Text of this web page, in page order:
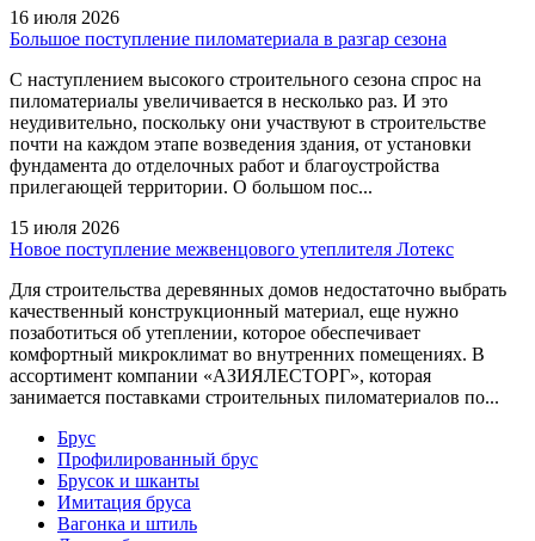
16 июля 2026
Большое поступление пиломатериала в разгар сезона
С наступлением высокого строительного сезона спрос на
пиломатериалы увеличивается в несколько раз. И это
неудивительно, поскольку они участвуют в строительстве
почти на каждом этапе возведения здания, от установки
фундамента до отделочных работ и благоустройства
прилегающей территории. О большом пос...
15 июля 2026
Новое поступление межвенцового утеплителя Лотекс
Для строительства деревянных домов недостаточно выбрать
качественный конструкционный материал, еще нужно
позаботиться об утеплении, которое обеспечивает
комфортный микроклимат во внутренних помещениях. В
ассортимент компании «АЗИЯЛЕСТОРГ», которая
занимается поставками строительных пиломатериалов по...
Брус
Профилированный брус
Брусок и шканты
Имитация бруса
Вагонка и штиль